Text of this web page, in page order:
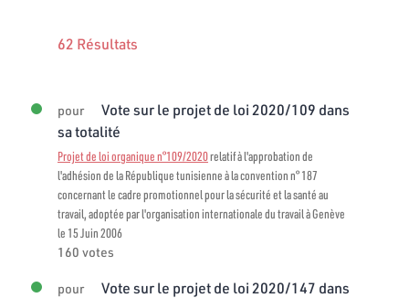
62 Résultats
pour
Vote sur le projet de loi 2020/109 dans
sa totalité
Projet de loi organique n°109/2020relatif à l'approbation de
l'adhésion de la République tunisienne à la convention n° 187
concernant le cadre promotionnel pour la sécurité et la santé au
travail, adoptée par l'organisation internationale du travail à Genève
le 15 Juin 2006
160 votes
pour
Vote sur le projet de loi 2020/147 dans